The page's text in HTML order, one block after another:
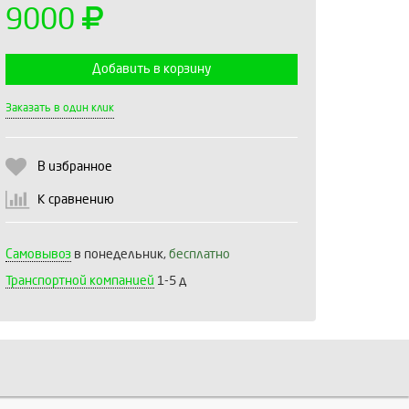
9000
Добавить в корзину
Заказать в один клик
В избранное
К сравнению
Самовывоз в понедельник, бесплатно
Транспортной компанией 1-5 д